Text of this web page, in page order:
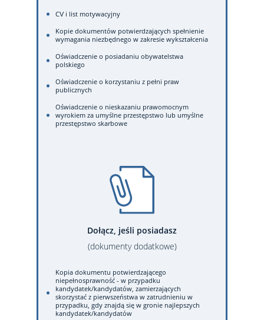
CV i list motywacyjny
Kopie dokumentów potwierdzających spełnienie
wymagania niezbędnego w zakresie wykształcenia
Oświadczenie o posiadaniu obywatelstwa
polskiego
Oświadczenie o korzystaniu z pełni praw
publicznych
Oświadczenie o nieskazaniu prawomocnym
wyrokiem za umyślne przestępstwo lub umyślne
przestępstwo skarbowe
Dołącz, jeśli posiadasz
(dokumenty dodatkowe)
Kopia dokumentu potwierdzającego
niepełnosprawność - w przypadku
kandydatek/kandydatów, zamierzających
skorzystać z pierwszeństwa w zatrudnieniu w
przypadku, gdy znajdą się w gronie najlepszych
kandydatek/kandydatów